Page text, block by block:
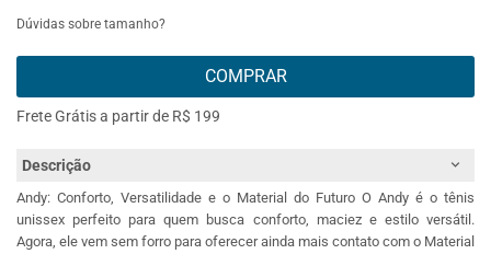
Dúvidas sobre tamanho?
COMPRAR
Frete Grátis a partir de R$ 199
Descrição
Andy: Conforto, Versatilidade e o Material do Futuro O Andy é o tênis
unissex perfeito para quem busca conforto, maciez e estilo versátil.
Agora, ele vem sem forro para oferecer ainda mais contato com o Material